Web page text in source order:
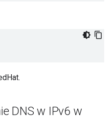
DNS w IPv6 w